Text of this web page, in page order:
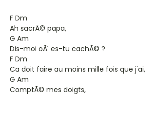
F Dm
Ah sacrÃ© papa,
G Am
Dis-moi oÃ¹ es-tu cachÃ© ?
F Dm
Ca doit faire au moins mille fois que j'ai,
G Am
ComptÃ© mes doigts,